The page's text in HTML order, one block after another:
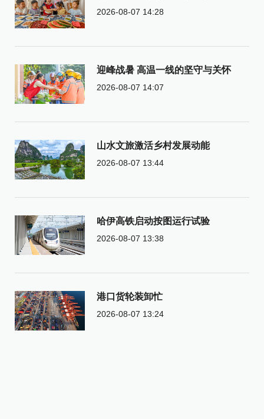
2026-08-07 14:28
迎峰战暑 高温一线的坚守与关怀
2026-08-07 14:07
山水文旅激活乡村发展动能
2026-08-07 13:44
哈伊高铁启动按图运行试验
2026-08-07 13:38
港口货轮装卸忙
2026-08-07 13:24